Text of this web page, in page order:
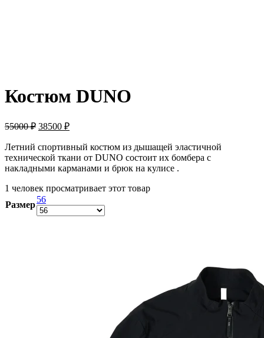
Костюм DUNO
55000₽ 38500 ₽
Летний спортивный костюм из дышащей эластичной
технической ткани от DUNO состоит их бомбера с
накладными карманами и брюк на кулисе .
1 человек просматривает этот товар
Размер
56